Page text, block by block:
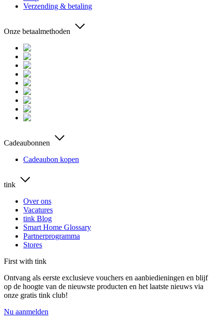
Verzending & betaling
Onze betaalmethoden
Cadeaubonnen
Cadeaubon kopen
tink
Over ons
Vacatures
tink Blog
Smart Home Glossary
Partnerprogramma
Stores
First with tink
Ontvang als eerste exclusieve vouchers en aanbiedieningen en blijf
op de hoogte van de nieuwste producten en het laatste nieuws via
onze gratis tink club!
Nu aanmelden